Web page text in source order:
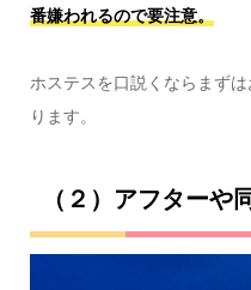
番嫌われるので要注意。
ホステスを口説くならまず
ります。
（２）アフターや